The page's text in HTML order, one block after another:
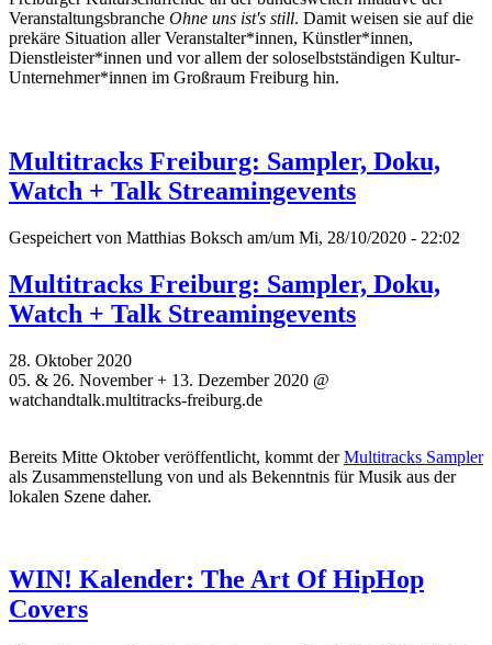
Veranstaltungsbranche Ohne uns ist's still. Damit weisen sie auf die
prekäre Situation aller Veranstalter*innen, Künstler*innen,
Dienstleister*innen und vor allem der soloselbstständigen Kultur-
Unternehmer*innen im Großraum Freiburg hin.
Multitracks Freiburg: Sampler, Doku,
Watch + Talk Streamingevents
Gespeichert von Matthias Boksch am/um Mi, 28/10/2020 - 22:02
Multitracks Freiburg: Sampler, Doku,
Watch + Talk Streamingevents
28. Oktober 2020
05. & 26. November + 13. Dezember 2020 @
watchandtalk.multitracks-freiburg.de
Bereits Mitte Oktober veröffentlicht, kommt derMultitracks Sampler
als Zusammenstellung von und als Bekenntnis für Musik aus der
lokalen Szene daher.
WIN! Kalender: The Art Of HipHop
Covers